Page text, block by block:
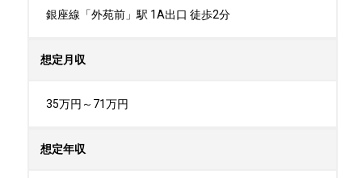
銀座線「外苑前」駅 1A出口 徒歩2分
想定月収
35万円～71万円
想定年収